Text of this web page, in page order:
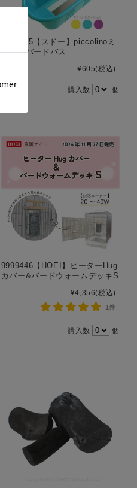
9992115【スドー】piccolinoミ
ラー付バードバス
¥605(税込)
購入数 個
9999446【HOEI】ヒーターHug
カバー&バードウォームデッキS
¥4,356(税込)
1件
購入数 個